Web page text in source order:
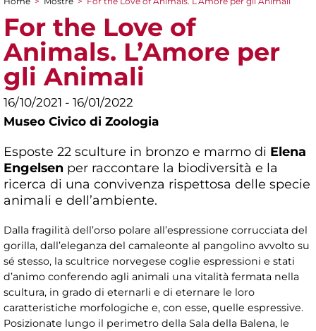
Tu sei qui
For the Love of
Animals. L’Amore per
gli Animali
16/10/2021 - 16/01/2022
Museo Civico di Zoologia
Esposte 22 sculture in bronzo e marmo di Elena
Engelsen per raccontare la biodiversità e la
ricerca di una convivenza rispettosa delle specie
animali e dell’ambiente.
Dalla fragilità dell’orso polare all’espressione corrucciata del
gorilla, dall’eleganza del camaleonte al pangolino avvolto su
sé stesso, la scultrice norvegese coglie espressioni e stati
d’animo conferendo agli animali una vitalità fermata nella
scultura, in grado di eternarli e di eternare le loro
caratteristiche morfologiche e, con esse, quelle espressive.
Posizionate lungo il perimetro della Sala della Balena, le